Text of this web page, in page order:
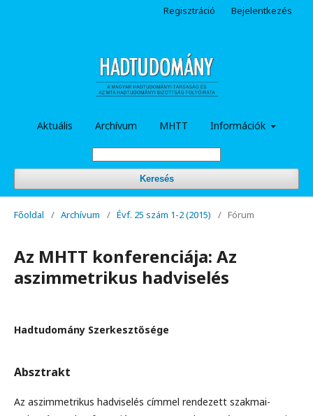
Aktuális Archívum MHTT Információk
Keresés
Regisztráció Bejelentkezés
Főoldal / Archívum / Évf. 25 szám 1-2 (2015) / Fórum
Az MHTT konferenciája: Az
aszimmetrikus hadviselés
Hadtudomány Szerkesztősége
Absztrakt
Az aszimmetrikus hadviselés címmel rendezett szakmai-